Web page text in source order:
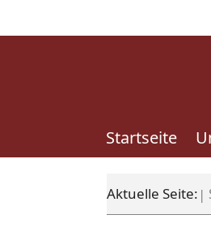
Startseite
Aktuelle Seite: